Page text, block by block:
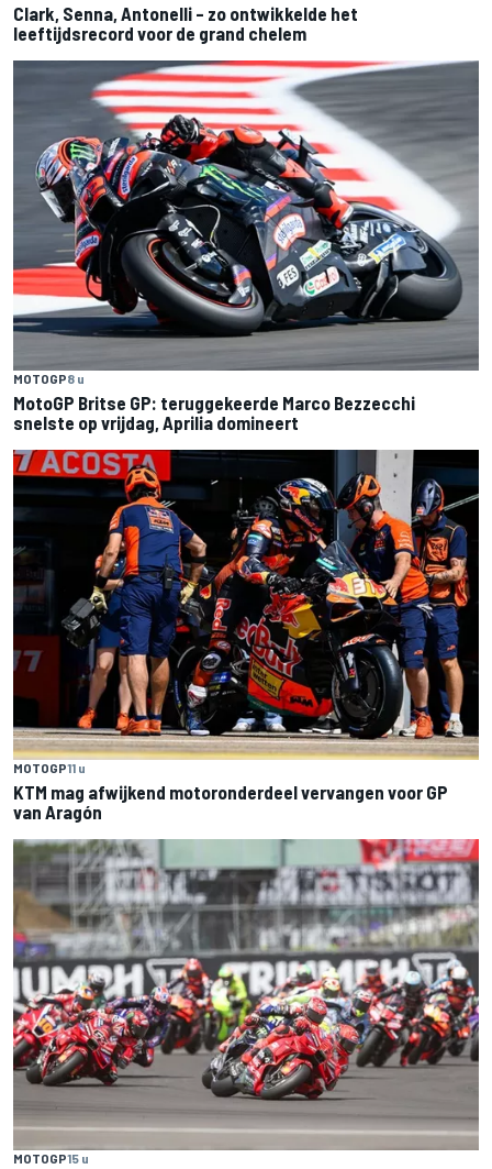
Clark, Senna, Antonelli – zo ontwikkelde het
leeftijdsrecord voor de grand chelem
MOTOGP8 u
MotoGP Britse GP: teruggekeerde Marco Bezzecchi
snelste op vrijdag, Aprilia domineert
MOTOGP11 u
KTM mag afwijkend motoronderdeel vervangen voor GP
van Aragón
MOTOGP15 u